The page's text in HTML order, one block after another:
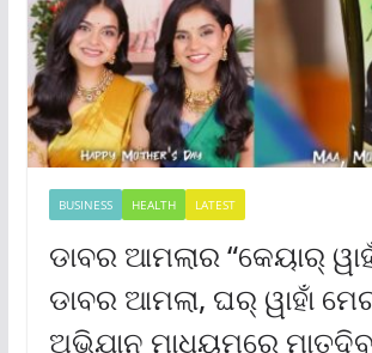
BUSINESS HEALTH LATEST
ଡାବର ଆମଲାର “କେୟାର୍
ଡାବର ଆମଲା, ଘର୍ ୱାହାଁ
ଅଭିଯାନ ମାଧ୍ୟମରେ